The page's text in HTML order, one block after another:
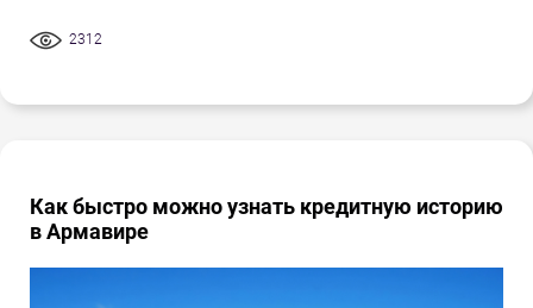
2312
Как быстро можно узнать кредитную историю
в Армавире